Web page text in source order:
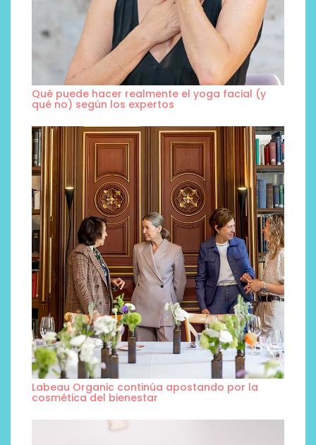
Qué puede hacer realmente el yoga facial (y
qué no) según los expertos
Labeau Organic continúa apostando por la
cosmética del bienestar